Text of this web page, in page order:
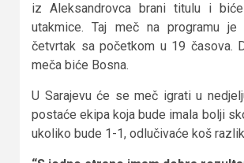
iz Aleksandrovca brani titulu i
utakmice. Taj meč na programu
četvrtak sa početkom u 19 časova.
meča biće Bosna.
U Sarajevu će se meč igrati u
postaće ekipa koja bude imala bolji
ukoliko bude 1-1, odlučivaće koš